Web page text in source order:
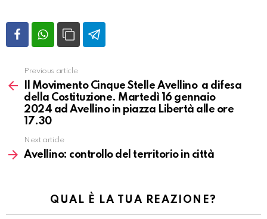
Vedi
altro
Previous article
Il Movimento Cinque Stelle Avellino a difesa
della Costituzione. Martedì 16 gennaio
2024 ad Avellino in piazza Libertà alle ore
17.30
Next article
Avellino: controllo del territorio in città
QUAL È LA TUA REAZIONE?